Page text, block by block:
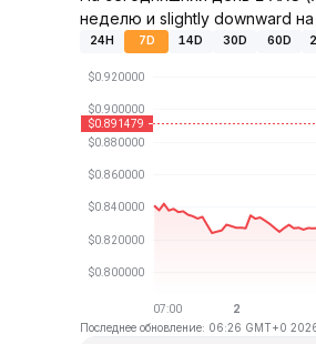
неделю и slightly downward
24H 7D 14D 30D 60D
Последнее обновление: 06:26 GMT+0